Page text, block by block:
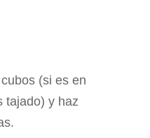
(si es en
tajado) y haz